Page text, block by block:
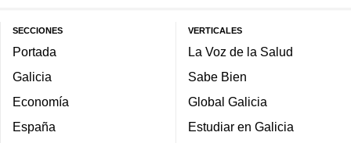
SECCIONES
Portada
Galicia
Economía
España
VERTICALES
La Voz de la Salud
Sabe Bien
Global Galicia
Estudiar en Galicia